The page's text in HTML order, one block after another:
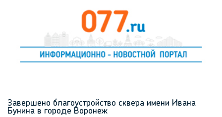
Завершено благоустройство сквера имени Ивана
Бунина в городе Воронеж